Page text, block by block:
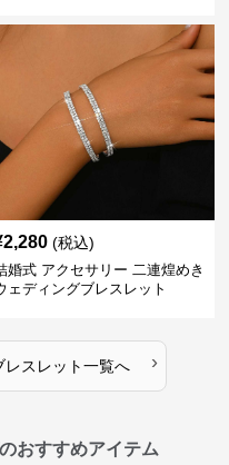
2,280 (税込)
婚式 アクセサリー 二連煌めき
ェディングブレスレット
レスレット一覧へ ›
おすすめアイテム